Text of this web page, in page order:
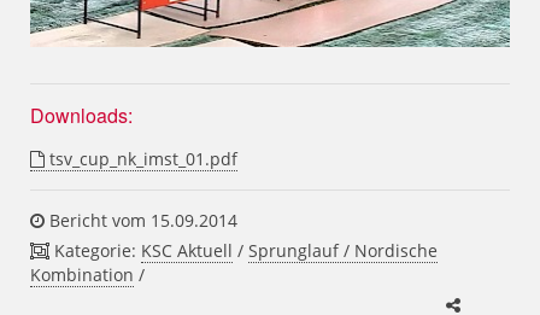
Downloads:
tsv_cup_nk_imst_01.pdf
Bericht vom 15.09.2014
Kategorie: KSC Aktuell / Sprunglauf / Nordische
Kombination /